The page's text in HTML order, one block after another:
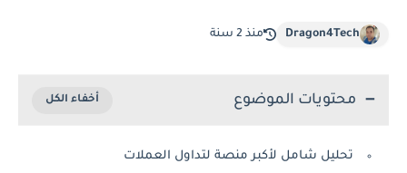
Dragon4Tech منذ 2 سنة
محتويات الموضوع
تحليل شامل لأكبر منصة لتداول العملات